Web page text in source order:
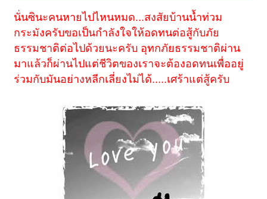
นั่นซินะคนหายไปไหนหมด...สงสัยบ้านน้ำท่วม
กระมังครับขอเป็นกำลังใจให้อดทนต่อสู้กับภัย
ธรรมชาติต่อไปด้วยนะครับ อุทกภัยธรรมชาติผ่าน
มาแล้วก็ผ่านไปแต่ชีวิตของเราจะต้องอดทนเพื่ออยู่
ร่วมกับมันอย่างหลีกเลี่ยงไม่ได้.....เศร้าแต่สู้ครับ